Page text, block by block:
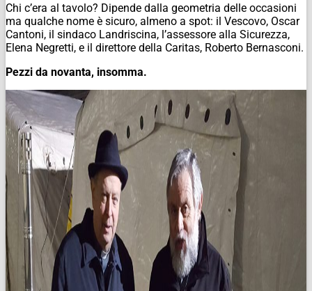
Chi c’era al tavolo? Dipende dalla geometria delle occasioni
ma qualche nome è sicuro, almeno a spot: il Vescovo, Oscar
Cantoni, il sindaco Landriscina, l’assessore alla Sicurezza,
Elena Negretti, e il direttore della Caritas, Roberto Bernasconi.
Pezzi da novanta, insomma.